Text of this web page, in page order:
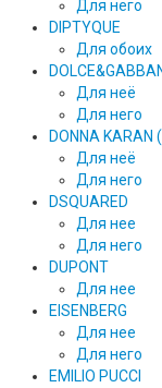
Для него
DIPTYQUE
Для обоих
Для неё
Для него
DONNA KARAN
Для неё
Для него
DSQUARED
Для нее
Для него
DUPONT
Для нее
EISENBERG
Для нее
Для него
EMILIO PUCCI